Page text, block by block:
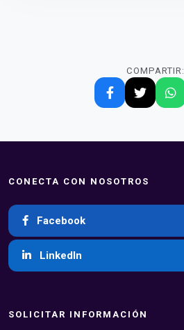
COMPARTIR:
CONECTA CON NOSOTROS
Facebook
LinkedIn
SOLICITAR INFORMACIÓN